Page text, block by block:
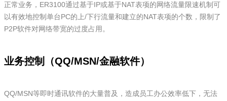
正常业务，ER3100通过基于IP或基于NAT表项的网络流量限速机制可
以有效地控制单台PC的上/下行流量和建立的NAT表项的个数，限制了
P2P软件对网络带宽的过度占用。
业务控制（QQ/MSN/金融软件）
QQ/MSN等即时通讯软件的大量普及，造成员工办公效率低下，无法